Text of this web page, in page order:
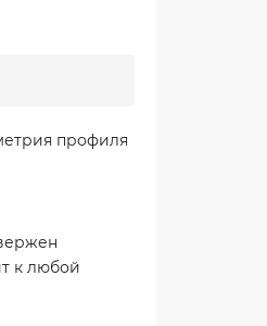
профиля
к любой